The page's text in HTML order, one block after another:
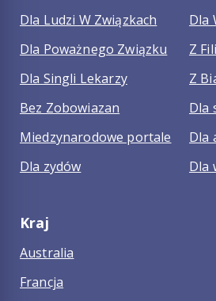
Dla Ludzi W Związkach
Dla Poważnego Związku
Dla Singli Lekarzy
Bez Zobowiazan
Miedzynarodowe portale
Dla zydów
Dla
Z
Z
Dla
Dla
Dla
Kraj
Australia
Francja